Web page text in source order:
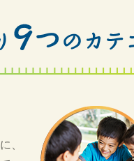
、